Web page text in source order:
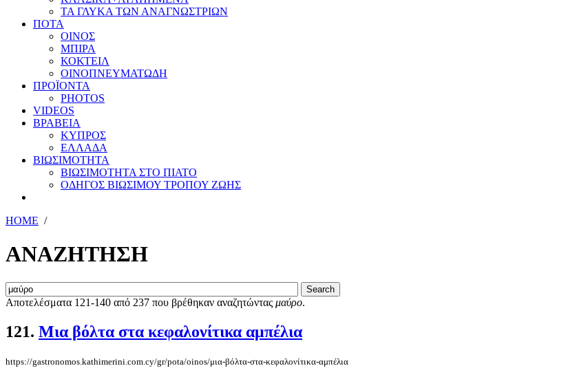
ΤΑ ΓΛΥΚΑ ΤΩΝ ΑΝΑΓΝΩΣΤΡΙΩΝ
ΠΟΤΑ
ΟΙΝΟΣ
ΜΠΙΡΑ
ΚΟΚΤΕΙΛ
ΟΙΝΟΠΝΕΥΜΑΤΩΔΗ
ΠΡΟΪΟΝΤΑ
PHOTOS
VIDEOS
ΒΡΑΒΕΙΑ
ΚΥΠΡΟΣ
ΕΛΛΑΔΑ
ΒΙΩΣΙΜΟΤΗΤΑ
ΒΙΩΣΙΜΟΤΗΤΑ ΣΤΟ ΠΙΑΤΟ
ΟΔΗΓΟΣ ΒΙΩΣΙΜΟΥ ΤΡΟΠΟΥ ΖΩΗΣ
HOME /
ΑΝΑΖΗΤΗΣΗ
Αποτελέσματα 121-140 από 237 που βρέθηκαν αναζητώντας μαύρο.
121. Μια βόλτα στα κεφαλονίτικα αμπέλια
https://gastronomos.kathimerini.com.cy/gr/pota/oinos/μια-βόλτα-στα-κεφαλονίτικα-αμπέλια